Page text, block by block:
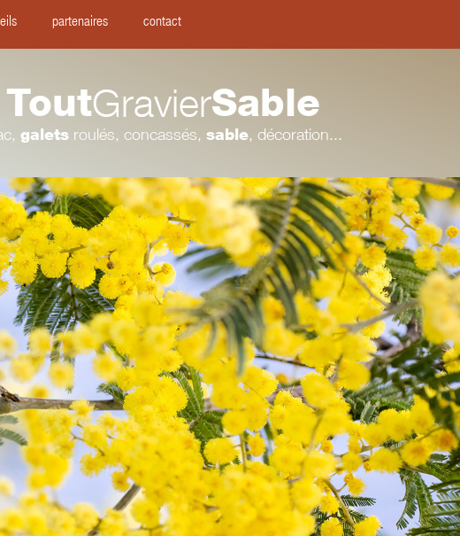
partenaires contact
ToutGravierSable
galets roulés, concassés, sable, décoration...